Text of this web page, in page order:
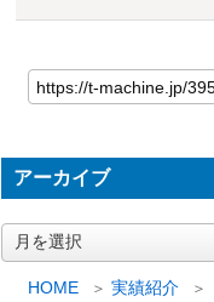
HOME 実績紹介
アーカイブ
ー